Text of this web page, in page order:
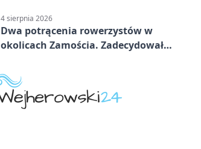
4 sierpnia 2026
Dwa potrącenia rowerzystów w
okolicach Zamościa. Zadecydowało